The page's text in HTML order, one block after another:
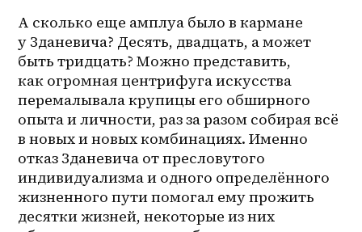
А сколько еще амплуа было в кармане
у Зданевича? Десять, двадцать, а может
быть тридцать? Можно представить,
как огромная центрифуга искусства
перемалывала крупицы его обширного
опыта и личности, раз за разом собирая всё
в новых и новых комбинациях. Именно
отказ Зданевича от пресловутого
индивидуализма и одного определённого
жизненного пути помогал ему прожить
десятки жизней, некоторые из них